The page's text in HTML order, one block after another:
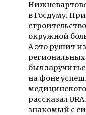
в Госдуму.
окружной
А это рушит
был
на фоне
медицинского
рассказал
знакомый с